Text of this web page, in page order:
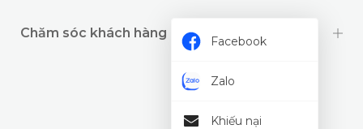
Chăm sóc khách hàng
Facebook
Zalo
Khiếu nại